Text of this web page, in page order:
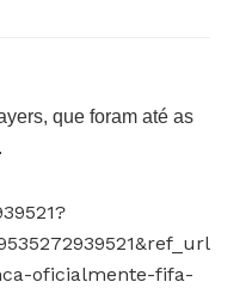
que foram até as
oficialmente-fifa-